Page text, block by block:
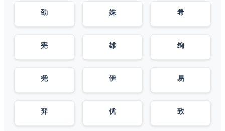
劭 姝 希
宪 雄 绚
尧 伊 易
羿 优 致